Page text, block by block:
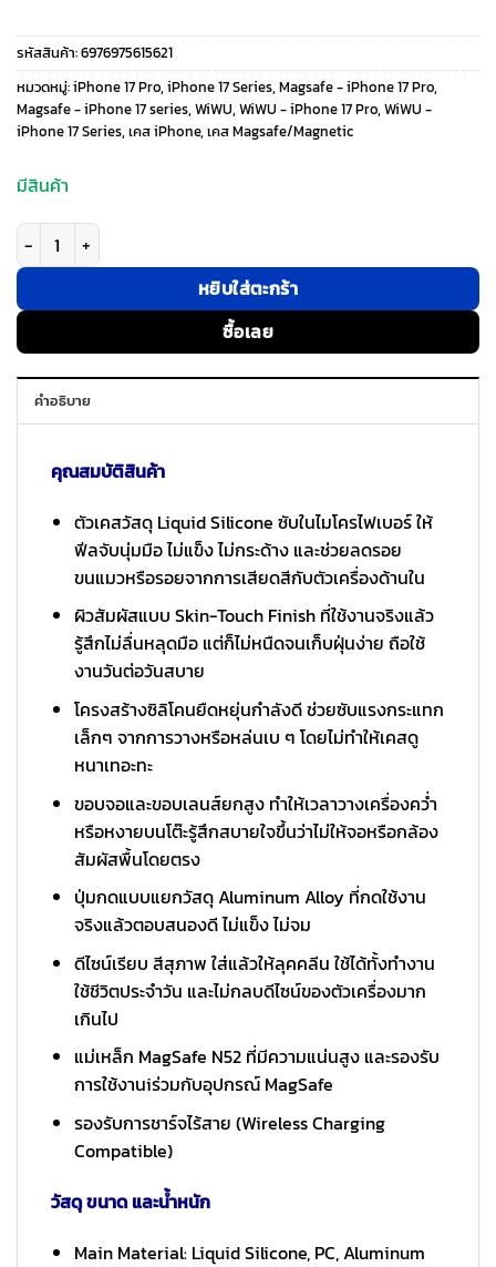
price
was:
790 ฿.
price
is:
590 ฿.
รหัสสินค้า:6976975615621
หมวดหมู่:iPhone 17 Pro, iPhone 17 Series, Magsafe - iPhone 17 Pro,
Magsafe - iPhone 17 series, WiWU, WiWU - iPhone 17 Pro, WiWU -
iPhone 17 Series, เคส iPhone, เคส Magsafe/Magnetic
มีสินค้า
จำนวน WiWU รุ่น Skin Touch - เคส iPhone 17 Pro - สี Purple ชิ้น
หยิบใส่ตะกร้า
ซื้อเลย
คำอธิบาย
คุณสมบัติสินค้า
ตัวเคสวัสดุ Liquid Silicone ซับในไมโครไฟเบอร์ ให้
ฟีลจับนุ่มมือ ไม่แข็ง ไม่กระด้าง และช่วยลดรอย
ขนแมวหรือรอยจากการเสียดสีกับตัวเครื่องด้านใน
ผิวสัมผัสแบบ Skin-Touch Finish ที่ใช้งานจริงแล้ว
รู้สึกไม่ลื่นหลุดมือ แต่ก็ไม่หนืดจนเก็บฝุ่นง่าย ถือใช้
งานวันต่อวันสบาย
โครงสร้างซิลิโคนยืดหยุ่นกำลังดี ช่วยซับแรงกระแทก
เล็กๆ จากการวางหรือหล่นเบ ๆ โดยไม่ทำให้เคสดู
หนาเทอะทะ
ขอบจอและขอบเลนส์ยกสูง ทำให้เวลาวางเครื่องคว่ำ
หรือหงายบนโต๊ะรู้สึกสบายใจขึ้นว่าไม่ให้จอหรือกล้อง
สัมผัสพื้นโดยตรง
ปุ่มกดแบบแยกวัสดุ Aluminum Alloy ที่กดใช้งาน
จริงแล้วตอบสนองดี ไม่แข็ง ไม่จม
ดีไซน์เรียบ สีสุภาพ ใส่แล้วให้ลุคคลีน ใช้ได้ทั้งทำงาน
ใช้ชีวิตประจำวัน และไม่กลบดีไซน์ของตัวเครื่องมาก
เกินไป
แม่เหล็ก MagSafe N52 ที่มีความแน่นสูง และรองรับ
การใช้งานiร่วมกับอุปกรณ์ MagSafe
รองรับการชาร์จไร้สาย (Wireless Charging
Compatible)
วัสดุ ขนาด และน้ำหนัก
Main Material: Liquid Silicone, PC, Aluminum